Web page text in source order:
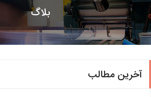
بلاگ
آخرین مطالب